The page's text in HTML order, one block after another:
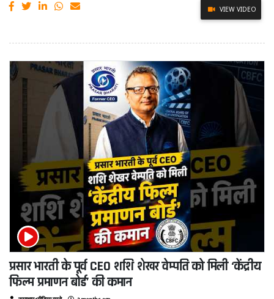
VIEW VIDEO
प्रसार भारती के पूर्व CEO शशि शेखर वेम्पति को मिली ‘केंद्रीय
फिल्म प्रमाणन बोर्ड’ की कमान